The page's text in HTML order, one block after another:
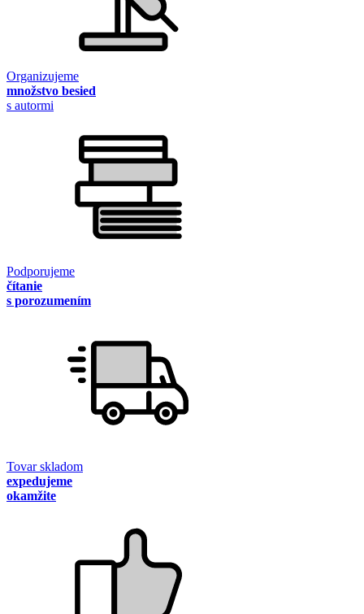
Organizujeme
množstvo besied
s autormi
Podporujeme
čítanie
s porozumením
Tovar skladom
expedujeme
okamžite